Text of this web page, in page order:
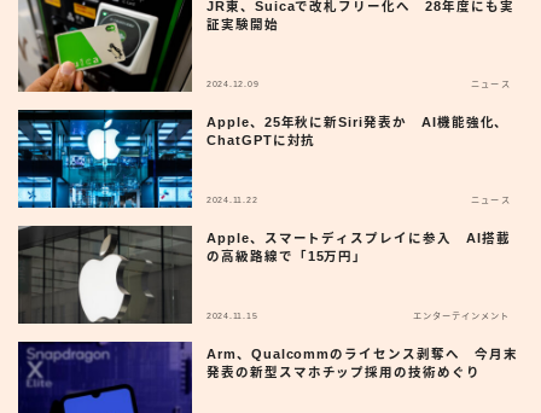
JR東、Suicaで改札フリー化へ 28年度にも実
証実験開始
2024.12.09 ニュース
Apple、25年秋に新Siri発表か AI機能強化、
ChatGPTに対抗
2024.11.22 ニュース
Apple、スマートディスプレイに参入 AI搭載
の高級路線で「15万円」
2024.11.15 エンターテインメント
Arm、Qualcommのライセンス剥奪へ 今月末
発表の新型スマホチップ採用の技術めぐり